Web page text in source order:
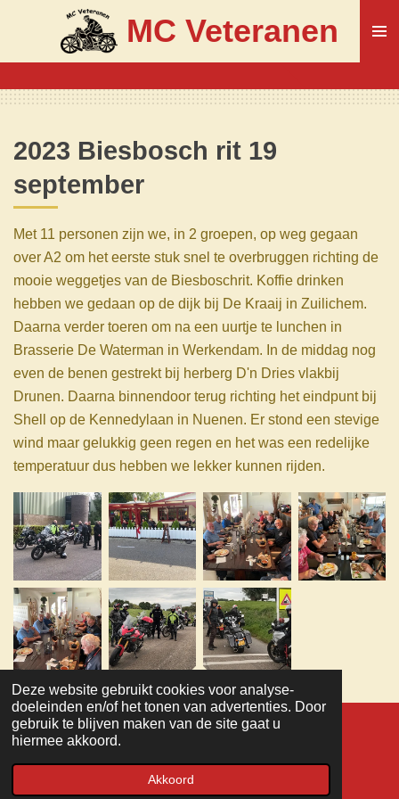
Deze website gebruikt cookies voor analyse-
doeleinden en/of het tonen van advertenties. Door
gebruik te blijven maken van de site gaat u
hiermee akkoord.
Akkoord
naar
de
MC Veteranen
2023 Biesbosch rit 19
september
Met 11 personen zijn we, in 2 groepen, op weg gegaan
over A2 om het eerste stuk snel te overbruggen richting de
mooie weggetjes van de Biesboschrit. Koffie drinken
hebben we gedaan op de dijk bij De Kraaij in Zuilichem.
Daarna verder toeren om na een uurtje te lunchen in
Brasserie De Waterman in Werkendam. In de middag nog
even de benen gestrekt bij herberg D'n Dries vlakbij
Drunen. Daarna binnendoor terug richting het eindpunt bij
Shell op de Kennedylaan in Nuenen. Er stond een stevige
wind maar gelukkig geen regen en het was een redelijke
temperatuur dus hebben we lekker kunnen rijden.
TOP